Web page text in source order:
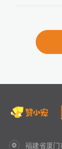
福建省厦